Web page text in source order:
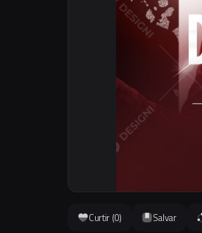
Curtir (0) Salvar